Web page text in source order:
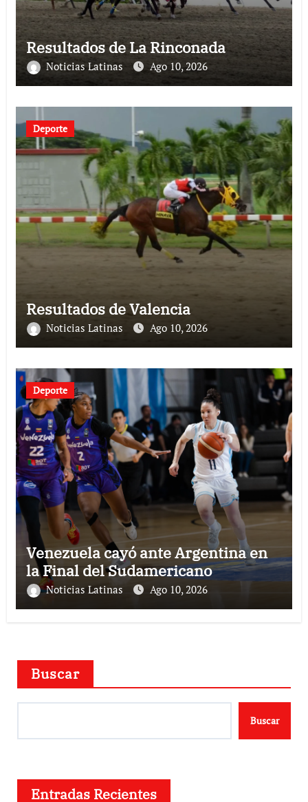
Resultados de La Rinconada
Noticias Latinas Ago 10, 2026
Deporte
Resultados de Valencia
Noticias Latinas Ago 10, 2026
Deporte
Venezuela cayó ante Argentina en
la Final del Sudamericano
Noticias Latinas Ago 10, 2026
Buscar
Buscar
Entradas Recientes